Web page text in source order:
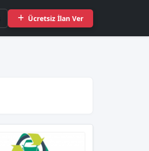
Ücretsiz İlan Ver